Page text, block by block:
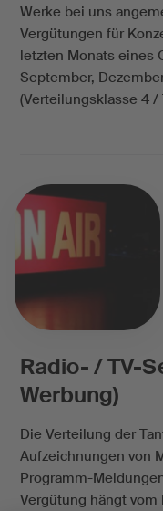
Werke bei uns
Vergütungen für
letzten Monats eines
September,
(Verteilungsklasse 4 /
Radio- / TV-
Werbung)
Die Verteilung der
Aufzeichnungen von
Programm-
Vergütung hängt